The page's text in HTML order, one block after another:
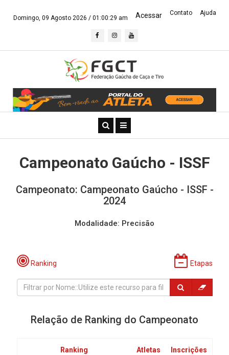
Domingo, 09 Agosto 2026 / 01:00:29 am Acessar Contato Ajuda
Campeonato Gaúcho - ISSF
Campeonato: Campeonato Gaúcho - ISSF -
2024
Modalidade: Precisão
Ranking Etapas
Relação de Ranking do Campeonato
Ranking Atletas Inscrições